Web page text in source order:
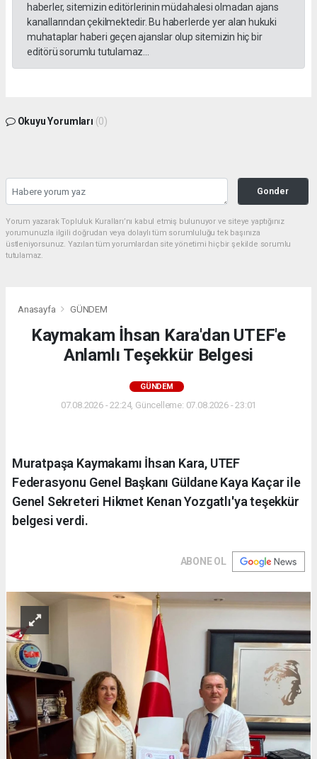
haberler, sitemizin editörlerinin müdahalesi olmadan ajans
kanallarından çekilmektedir. Bu haberlerde yer alan hukuki
muhataplar haberi geçen ajanslar olup sitemizin hiç bir
editörü sorumlu tutulamaz...
Okuyu Yorumları (0)
Gonder
Yorum yazarak Topluluk Kuralları’nı kabul etmiş bulunuyor ve siteye yaptığınız
yorumunuzla ilgili doğrudan veya dolaylı tüm sorumluluğu tek başınıza
üstleniyorsunuz. Yazılan tüm yorumlardan site yönetimi hiçbir şekilde sorumlu
tutulamaz.
Anasayfa GÜNDEM
Kaymakam İhsan Kara'dan UTEF'e
Anlamlı Teşekkür Belgesi
GÜNDEM
07.08.2026 - 22:24, Güncelleme: 07.08.2026 - 23:01
Muratpaşa Kaymakamı İhsan Kara, UTEF
Federasyonu Genel Başkanı Güldane Kaya Kaçar ile
Genel Sekreteri Hikmet Kenan Yozgatlı'ya teşekkür
belgesi verdi.
ABONE OL